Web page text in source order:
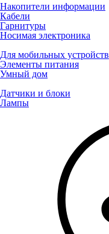
Накопители информации
Кабели
Гарнитуры
Носимая электроника
Для мобильных устройств
Элементы питания
Умный дом
Датчики и блоки
Лампы